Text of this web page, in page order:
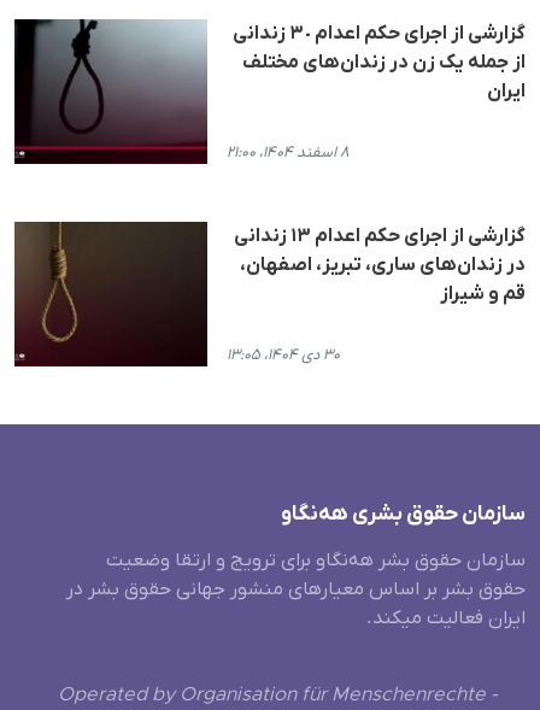
گزارشی از اجرای حکم اعدام ٣٠ زندانی
از جملە یک زن در زندان‌های مختلف
ایران
۸ اسفند ۱۴۰۴، ۲۱:۰۰
گزارشی از اجرای حکم اعدام ۱۳ زندانی
در زندان‌های ساری، تبریز، اصفهان،
قم و شیراز
۳۰ دی ۱۴۰۴، ۱۳:۰۵
سازمان حقوق بشری هەنگاو
سازمان حقوق بشر هه‌نگاو برای ترویج و ارتقا وضعیت
حقوق بشر بر اساس معیارهای منشور جهانی حقوق بشر در
ایران فعالیت میکند.
Operated by Organisation für Menschenrechte -